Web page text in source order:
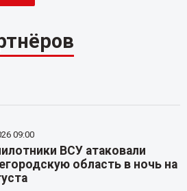
09:00
ВСУ атаковали
область в ночь на